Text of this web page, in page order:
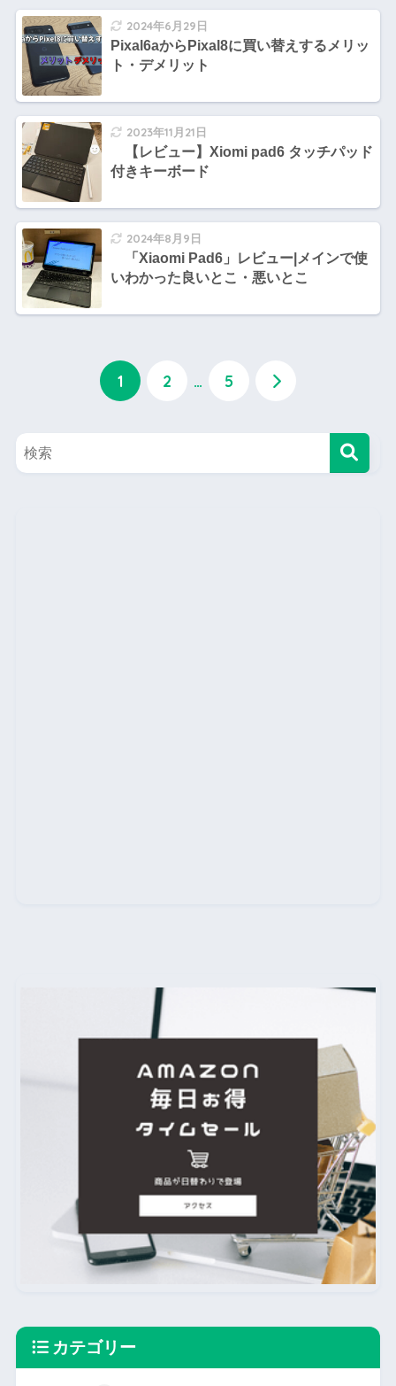
2024年6月29日
Pixal6aからPixal8に買い替えするメリッ
ト・デメリット
2023年11月21日
【レビュー】Xiomi pad6 タッチパッド
付きキーボード
2024年8月9日
「Xiaomi Pad6」レビュー|メインで使
1 2 … 5
カテゴリー